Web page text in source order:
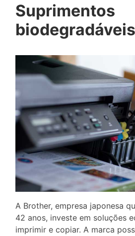
Suprimentos
A Brother, empresa japonesa
42 anos, investe em soluções
imprimir e copiar. A marca